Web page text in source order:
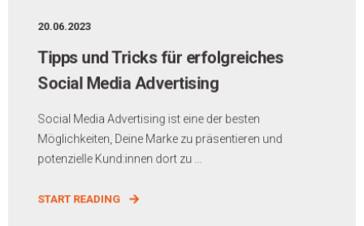
20.06.2023
Tipps und Tricks für erfolgreiches
Social Media Advertising
Social Media Advertising ist eine der besten
Möglichkeiten, Deine Marke zu präsentieren und
potenzielle Kund:innen dort zu ...
START READING